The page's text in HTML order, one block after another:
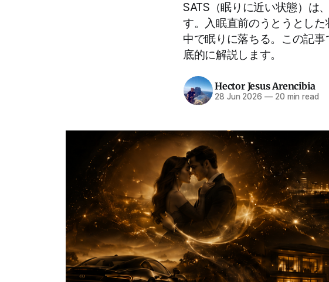
SATS（眠りに近い状態）は
す。入眠直前のうとうとし
中で眠りに落ちる。この記
底的に解説します。
Hector Jesus Arencibia
28 Jun 2026 —20 min read